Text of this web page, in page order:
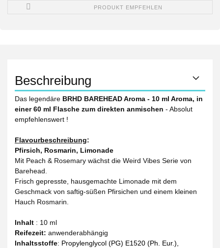
PRODUKT EMPFEHLEN
Beschreibung
Das legendäre BRHD BAREHEAD Aroma - 10 ml Aroma, in
einer 60 ml Flasche zum direkten anmischen - Absolut
empfehlenswert !
Flavourbeschreibung:
Pfirsich, Rosmarin, Limonade
Mit Peach & Rosemary wächst die Weird Vibes Serie von
Barehead.
Frisch gepresste, hausgemachte Limonade mit dem
Geschmack von saftig-süßen Pfirsichen und einem kleinen
Hauch Rosmarin.
Inhalt : 10 ml
Reifezeit: anwenderabhängig
Inhaltsstoffe: Propylenglycol (PG) E1520 (Ph. Eur.),